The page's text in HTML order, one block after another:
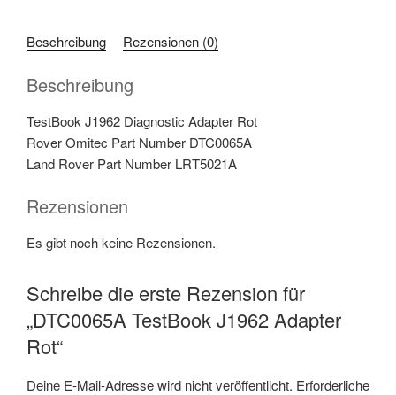
Beschreibung Rezensionen (0)
Beschreibung
TestBook J1962 Diagnostic Adapter Rot
Rover Omitec Part Number DTC0065A
Land Rover Part Number LRT5021A
Rezensionen
Es gibt noch keine Rezensionen.
Schreibe die erste Rezension für
„DTC0065A TestBook J1962 Adapter
Rot“
Deine E-Mail-Adresse wird nicht veröffentlicht. Erforderliche